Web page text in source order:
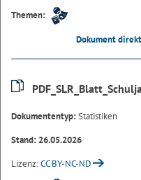
Themen:
Dokument
Dokumententyp:Statistiken
Stand: 26.05.2026
Lizenz:CC BY-NC-ND